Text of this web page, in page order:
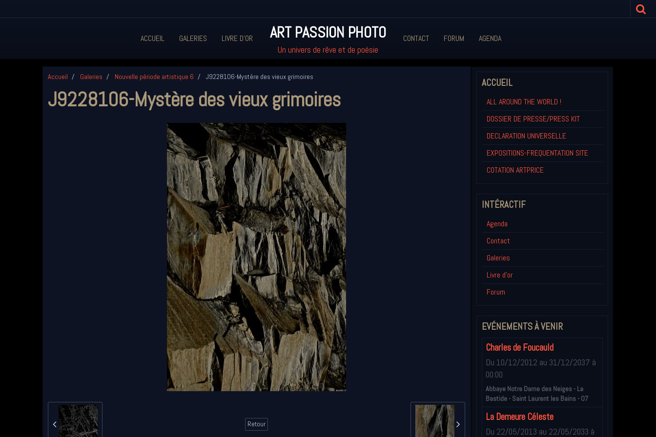
ACCUEIL GALERIES LIVRE D'OR ART PASSION PHOTO
Un univers de rêve et de poésie
CONTACT FORUM AGENDA
Accueil Galeries Nouvelle période artistique 6 J9228106-Mystère des vieux grimoires
J9228106-Mystère des vieux grimoires
Retour
ACCUEIL
ALL AROUND THE WORLD !
DOSSIER DE PRESSE/PRESS KIT
DECLARATION UNIVERSELLE
EXPOSITIONS-FREQUENTATION SITE
COTATION ARTPRICE
INTÉRACTIF
Agenda
Contact
Galeries
Livre d'or
Forum
EVÉNEMENTS À VENIR
Charles de Foucauld
Du 10/12/2012 au 31/12/2037 à
00:00
Abbaye Notre Dame des Neiges - La
Bastide - Saint Laurent les Bains - 07
La Demeure Céleste
Du 22/05/2013 au 22/05/2033 à